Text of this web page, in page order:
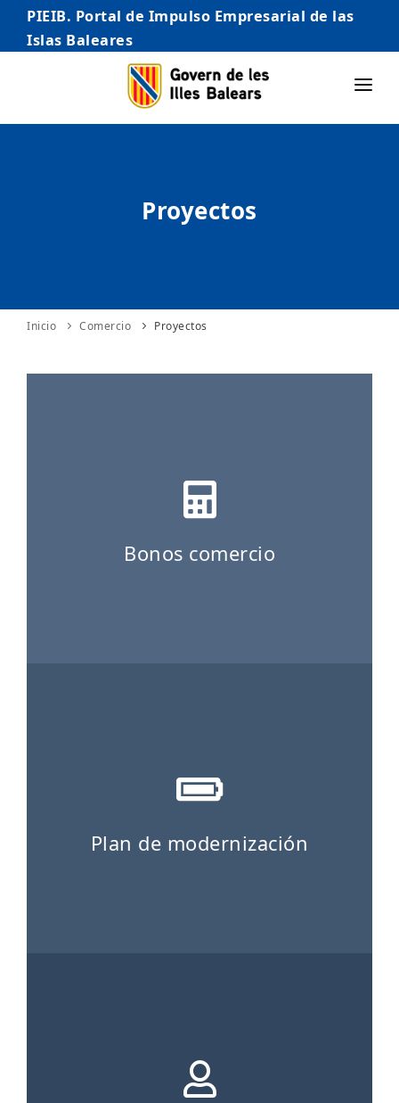
PIEIB. Portal de Impulso Empresarial de las
Islas Baleares
INICIO
AUTÓNOMO/AUTÓNOMA
INTERNACIONALIZACIÓN
Proyectos
Inicio Comercio Proyectos
Bonos comercio
Plan de modernización